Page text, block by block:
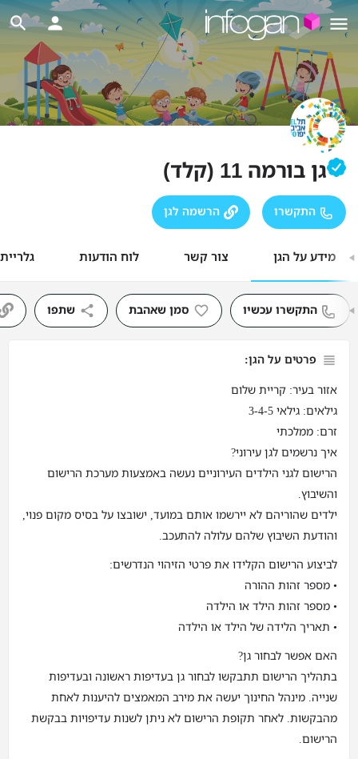
גן בורמה 11 (קלד)
התקשרו הרשמה לגן
מידע על הגן צור קשר לוח הודעות
התקשרו עכשיו סמן שאהבת שתפו
פרטים על הגן:
אזור בעיר: קריית שלום
גילאים: גילאי 3-4-5
זרם: ממלכתי
איך נרשמים לגן עירוני?
הרישום לגני הילדים העירוניים נעשה באמצעות מערכת הרישום
והשיבוץ.
ילדים שהוריהם לא יירשמו אותם במועד, ישובצו על בסיס מקום פנוי,
והודעת השיבוץ שלהם עלולה להתעכב.
לביצוע הרישום הקלידו את פרטי הזיהוי הנדרשים:
• מספר זהות ההורה
• מספר זהות הילד או הילדה
• תאריך הלידה של הילד או הילדה
האם אפשר לבחור גן?
בתהליך הרישום תתבקשו לבחור גן בעדיפות ראשונה ובעדיפות
שנייה. מינהל החינוך יעשה את מירב המאמצים להיענות לאחת
מהבקשות. לאחר תקופת הרישום לא ניתן לשנות עדיפויות בבקשת
הרישום.